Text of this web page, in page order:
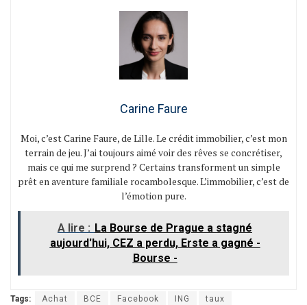
Carine Faure
Moi, c’est Carine Faure, de Lille. Le crédit immobilier, c’est mon
terrain de jeu. J’ai toujours aimé voir des rêves se concrétiser,
mais ce qui me surprend ? Certains transforment un simple
prêt en aventure familiale rocambolesque. L’immobilier, c’est de
l’émotion pure.
A lire : La Bourse de Prague a stagné
aujourd'hui, CEZ a perdu, Erste a gagné -
Bourse -
Tags: Achat BCE Facebook ING taux